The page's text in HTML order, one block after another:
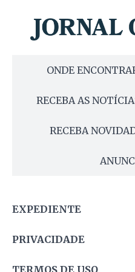
ONDE
RECEBA AS
RECEBA
EXPEDIENTE
PRIVACIDADE